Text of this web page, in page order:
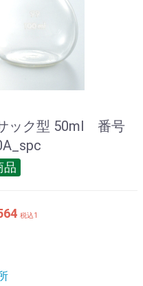
ック型 50ml 番号
品
税込1